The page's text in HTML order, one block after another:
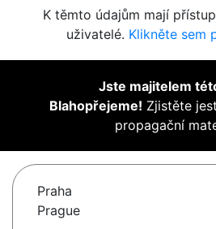
K těmto údajům mají
uživatelé. Klikněte sem
Jste majitelem
Blahopřejeme! Zjistěte
propagační
Praha
Prague